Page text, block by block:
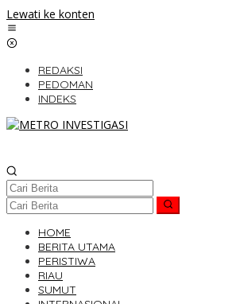
Lewati ke konten
REDAKSI
PEDOMAN
INDEKS
HOME
BERITA UTAMA
PERISTIWA
RIAU
SUMUT